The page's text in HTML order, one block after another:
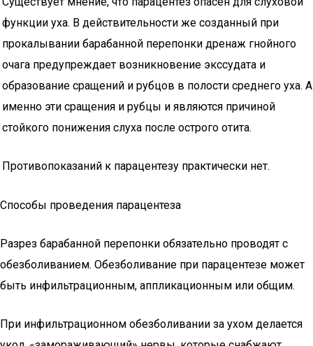
функции уха. В действительности же созданный при
прокалывании барабанной перепонки дренаж гнойного
очага предупреждает возникновение экссудата и
образование сращений и рубцов в полости среднего уха. А
именно эти сращения и рубцы и являются причиной
стойкого понижения слуха после острого отита.
Противопоказаний к парацентезу практически нет.
Способы проведения парацентеза
Разрез барабанной перепонки обязательно проводят с
обезболиванием. Обезболивание при парацентезе может
быть инфильтрационным, аппликационным или общим.
При инфильтрационном обезболивании за ухом делается